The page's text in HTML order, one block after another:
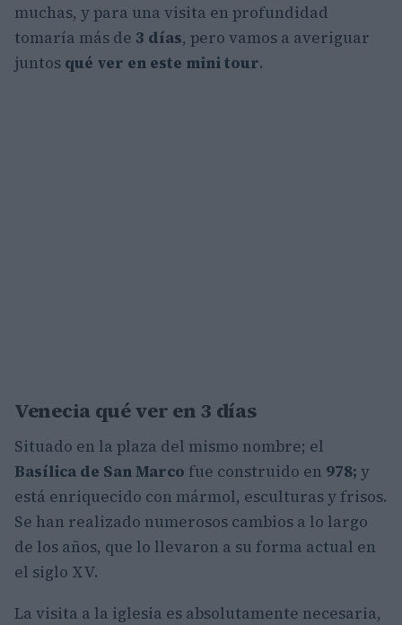
muchas, y para una visita en profundidad
tomaría más de 3 días, pero vamos a averiguar
juntos qué ver en este mini tour.
Venecia qué ver en 3 días
Situado en la plaza del mismo nombre; el
Basílica de San Marco fue construido en 978; y
está enriquecido con mármol, esculturas y frisos.
Se han realizado numerosos cambios a lo largo
de los años, que lo llevaron a su forma actual en
el siglo XV.
La visita a la iglesia es absolutamente necesaria,